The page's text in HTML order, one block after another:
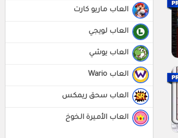
العاب ماريو كارت
العاب لويجي
العاب يوشي
العاب Wario
العاب سحق ريمكس
العاب الأميرة الخوخ